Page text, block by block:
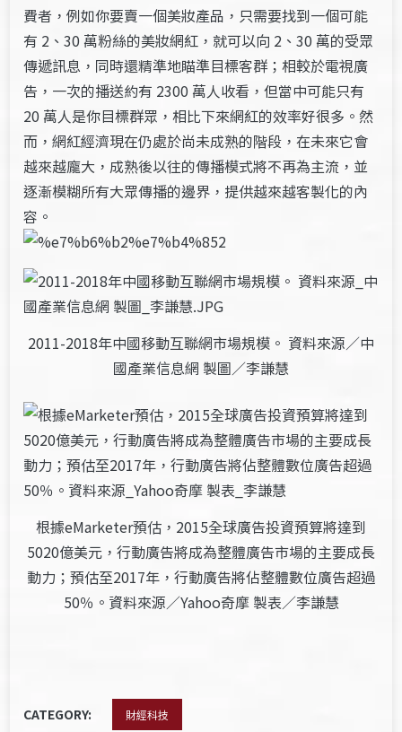
費者，例如你要賣一個美妝產品，只需要找到一個可能
有 2、30 萬粉絲的美妝網紅，就可以向 2、30 萬的受眾
傳遞訊息，同時還精準地瞄準目標客群；相較於電視廣
告，一次的播送約有 2300 萬人收看，但當中可能只有
20 萬人是你目標群眾，相比下來網紅的效率好很多。然
而，網紅經濟現在仍處於尚未成熟的階段，在未來它會
越來越龐大，成熟後以往的傳播模式將不再為主流，並
逐漸模糊所有大眾傳播的邊界，提供越來越客製化的內
容。
2011-2018年中國移動互聯網市場規模。 資料來源／中
國產業信息網 製圖／李謙慧
根據eMarketer預估，2015全球廣告投資預算將達到
5020億美元，行動廣告將成為整體廣告市場的主要成長
動力；預估至2017年，行動廣告將佔整體數位廣告超過
50％。資料來源／Yahoo奇摩 製表／李謙慧
CATEGORY: 財經科技